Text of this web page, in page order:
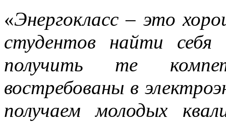
«Энергокласс – это
студентов найти себя
получить те
востребованы в
получаем молодых